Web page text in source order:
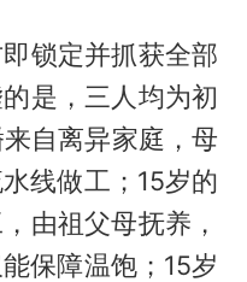
锁定并抓获全部
是，三人均为初
自离异家庭，母
线做工；15岁的
由祖父母抚养，
保障温饱；15岁